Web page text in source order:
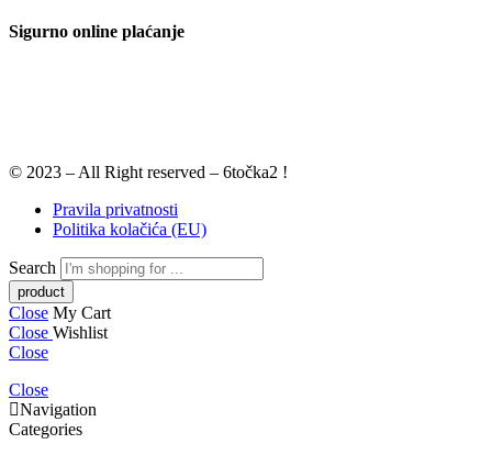
Sigurno online plaćanje
© 2023 – All Right reserved – 6točka2 !
Pravila privatnosti
Politika kolačića (EU)
Search
Close My Cart
Close Wishlist
Close
Close
Navigation
Categories